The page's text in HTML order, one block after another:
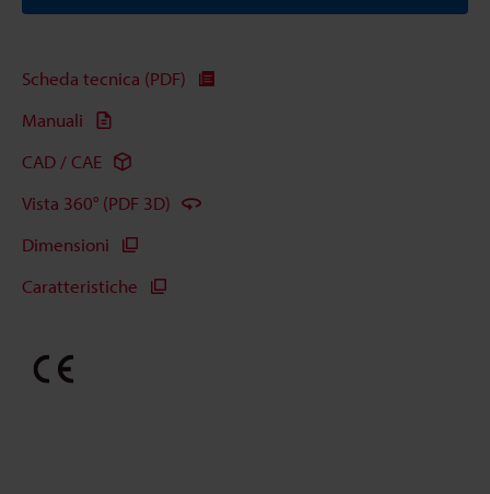
Scheda tecnica (PDF)
Manuali
CAD / CAE
Vista 360° (PDF 3D)
Dimensioni
Caratteristiche